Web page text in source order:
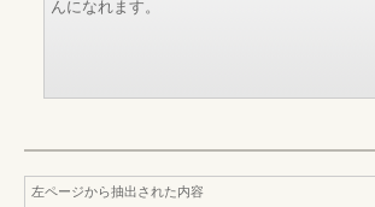
んになれます。
左ページから抽出された内容